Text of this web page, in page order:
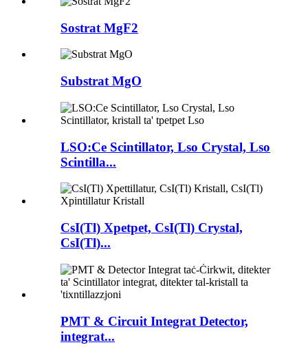
Sostrat MgF2
Substrat MgO
LSO:Ce Scintillator, Lso Crystal, Lso
Scintilla...
CsI(Tl) Xpetpet, CsI(Tl) Crystal,
CsI(Tl)...
PMT & Circuit Integrat Detector,
integrat...